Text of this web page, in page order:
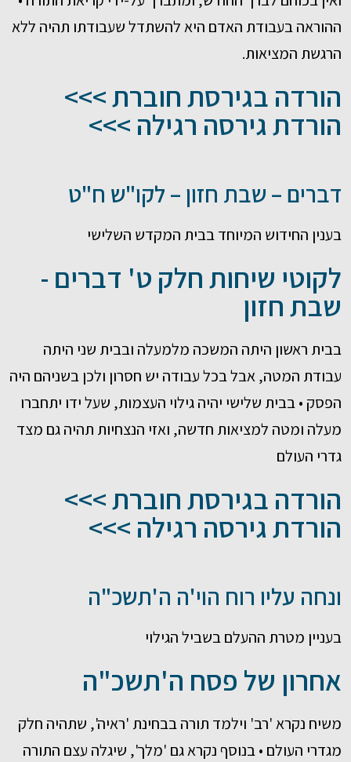
ההוראה בעבודת האדם היא להשתדל שעבודתו תהיה ללא
הרגשת המציאות.
הורדה בגירסת חוברת >>>
הורדת גירסה רגילה >>>
דברים – שבת חזון – לקו"ש ח"ט
בענין החידוש המיוחד בבית המקדש השלישי
לקוטי שיחות חלק ט' דברים -
שבת חזון
בבית ראשון היתה המשכה מלמעלה ובבית שני היתה
עבודת המטה, אבל בכל עבודה יש חסרון ולכן בשניהם היה
הפסק • בבית שלישי יהיה גילוי העצמות, שעל ידו יתחברו
מעלה ומטה למציאות חדשה, ואזי הנצחיות תהיה גם מצד
גדרי העולם
הורדה בגירסת חוברת >>>
הורדת גירסה רגילה >>>
ונחה עליו רוח הוי'ה ה'תשכ"ה
בעניין מטרת ההעלם בשביל הגילוי
אחרון של פסח ה'תשכ"ה
משיח נקרא 'רב' וילמד תורה בבחינת 'ראיה', שתהיה חלק
מגדרי העולם • בנוסף נקרא גם 'מלך', שיגלה עצם התורה